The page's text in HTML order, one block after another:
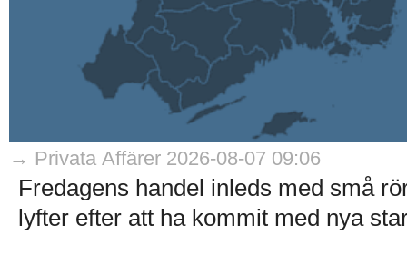
→ Privata Affärer 2026-08-07 09:06
Fredagens handel inleds med små
lyfter efter att ha kommit med nya